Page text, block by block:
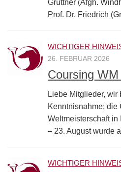
Grüttner (Afgh.
Prof. Dr. Friedrich
WICHTIGER
26. FEBRUAR 2026
Coursing
Liebe Mitglieder, wir
Kenntnisnahme; die
Weltmeisterschaft in
– 23. August wurde
WICHTIGER